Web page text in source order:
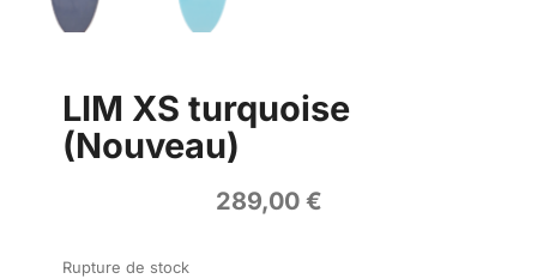
LIM XS turquoise
(Nouveau)
289,00 €
Rupture de stock